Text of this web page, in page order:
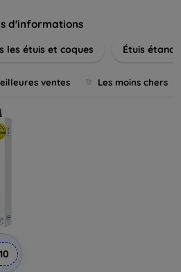
et minimalistes aux designs
y compris le cuir, le silicone, et
style tout en assurant la
d'informations
les étuis et coques Étuis
ventes Les moins chers